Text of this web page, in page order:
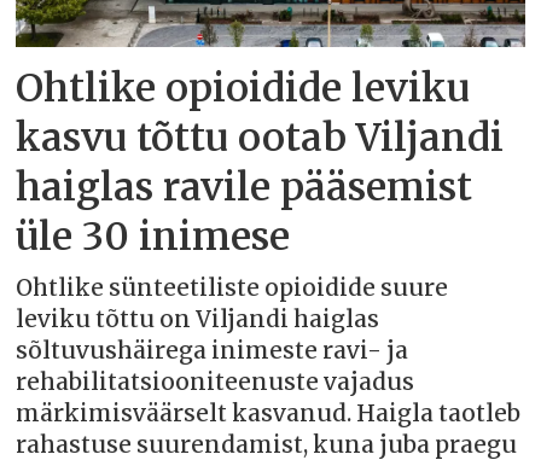
Ohtlike opioidide leviku
kasvu tõttu ootab Viljandi
haiglas ravile pääsemist
üle 30 inimese
Ohtlike sünteetiliste opioidide suure
leviku tõttu on Viljandi haiglas
sõltuvushäirega inimeste ravi- ja
rehabilitatsiooniteenuste vajadus
märkimisväärselt kasvanud. Haigla taotleb
rahastuse suurendamist, kuna juba praegu